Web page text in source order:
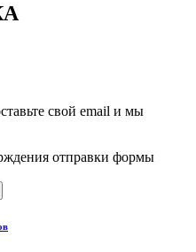
свой email и мы
отправки формы